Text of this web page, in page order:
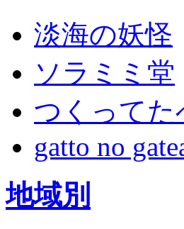
淡海の妖怪
ソラミミ堂
つくってた
gatto no
地域別